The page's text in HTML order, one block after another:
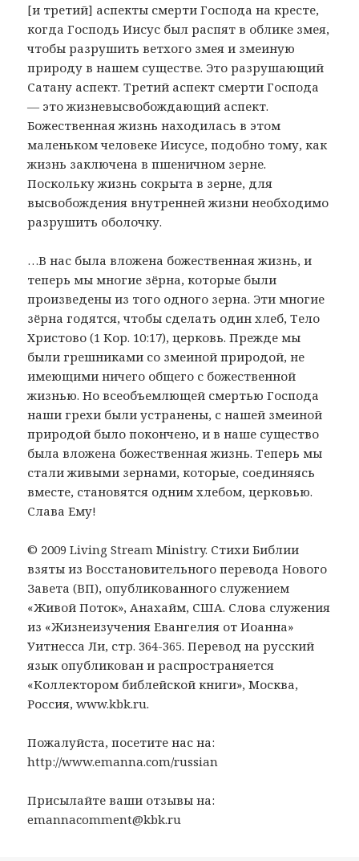
[и третий] аспекты смерти Господа на кресте,
когда Господь Иисус был распят в облике змея,
чтобы разрушить ветхого змея и змеиную
природу в нашем существе. Это разрушающий
Сатану аспект. Третий аспект смерти Господа
— это жизневысвобождающий аспект.
Божественная жизнь находилась в этом
маленьком человеке Иисусе, подобно тому, как
жизнь заключена в пшеничном зерне.
Поскольку жизнь сокрыта в зерне, для
высвобождения внутренней жизни необходимо
разрушить оболочку.
…В нас была вложена божественная жизнь, и
теперь мы многие зёрна, которые были
произведены из того одного зерна. Эти многие
зёрна годятся, чтобы сделать один хлеб, Тело
Христово (1 Кор. 10:17), церковь. Прежде мы
были грешниками со змеиной природой, не
имеющими ничего общего с божественной
жизнью. Но всеобъемлющей смертью Господа
наши грехи были устранены, с нашей змеиной
природой было покончено, и в наше существо
была вложена божественная жизнь. Теперь мы
стали живыми зернами, которые, соединяясь
вместе, становятся одним хлебом, церковью.
Слава Ему!
© 2009 Living Stream Ministry. Стихи Библии
взяты из Восстановительного перевода Нового
Завета (ВП), опубликованного служением
«Живой Поток», Анахайм, США. Слова служения
из «Жизнеизучения Евангелия от Иоанна»
Уитнесса Ли, стр. 364-365. Перевод на русский
язык опубликован и распространяется
«Коллектором библейской книги», Москва,
Россия, www.kbk.ru.
Пожалуйста, посетите нас на:
http://www.emanna.com/russian
Присылайте ваши отзывы на:
emannacomment@kbk.ru